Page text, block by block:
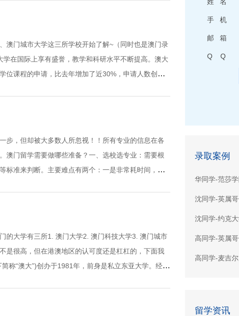
澳门城市大学这三所学校开始了解~（同时也是澳门录
在国际上享有盛誉，教学和科研水平不断提高。澳大
位课程的申请，比去年增加了近30%，申请人数创下
步，但却被大多数人所忽视！！所有专业的信息在各
澳门留学需要做哪些准备？一、选校选专业：需要根
标准来判断。主要难点有两个：一是非常耗时间，考
的大学有三所1. 澳门大学2. 澳门科技大学3. 澳门城市
是很高，但在港澳地区的认可度还是杠杠的，下面我
称“澳大”)创办于1981年，前身是私立东亚大学。经过
手 机
邮 箱
Q Q
录取案例
华同学-范莎
沈同学-英属
沈同学-约克
高同学-英属
高同学-麦吉
留学资讯